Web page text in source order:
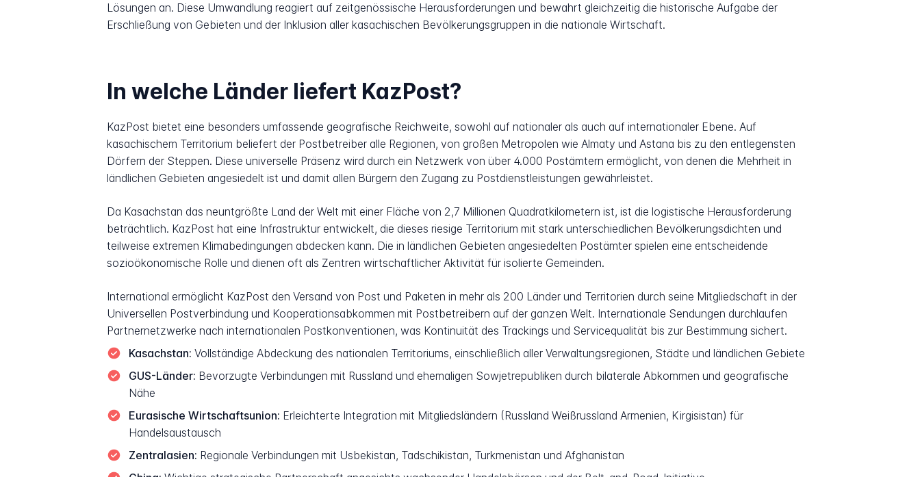
Lösungen an. Diese Umwandlung reagiert auf zeitgenössische Herausforderungen und bewahrt gleichzeitig die historische Aufgabe der
Erschließung von Gebieten und der Inklusion aller kasachischen Bevölkerungsgruppen in die nationale Wirtschaft.
In welche Länder liefert KazPost?
KazPost bietet eine besonders umfassende geografische Reichweite, sowohl auf nationaler als auch auf internationaler Ebene. Auf
kasachischem Territorium beliefert der Postbetreiber alle Regionen, von großen Metropolen wie Almaty und Astana bis zu den entlegensten
Dörfern der Steppen. Diese universelle Präsenz wird durch ein Netzwerk von über 4.000 Postämtern ermöglicht, von denen die Mehrheit in
ländlichen Gebieten angesiedelt ist und damit allen Bürgern den Zugang zu Postdienstleistungen gewährleistet.
Da Kasachstan das neuntgrößte Land der Welt mit einer Fläche von 2,7 Millionen Quadratkilometern ist, ist die logistische Herausforderung
beträchtlich. KazPost hat eine Infrastruktur entwickelt, die dieses riesige Territorium mit stark unterschiedlichen Bevölkerungsdichten und
teilweise extremen Klimabedingungen abdecken kann. Die in ländlichen Gebieten angesiedelten Postämter spielen eine entscheidende
sozioökonomische Rolle und dienen oft als Zentren wirtschaftlicher Aktivität für isolierte Gemeinden.
International ermöglicht KazPost den Versand von Post und Paketen in mehr als 200 Länder und Territorien durch seine Mitgliedschaft in der
Universellen Postverbindung und Kooperationsabkommen mit Postbetreibern auf der ganzen Welt. Internationale Sendungen durchlaufen
Partnernetzwerke nach internationalen Postkonventionen, was Kontinuität des Trackings und Servicequalität bis zur Bestimmung sichert.
Kasachstan: Vollständige Abdeckung des nationalen Territoriums, einschließlich aller Verwaltungsregionen, Städte und ländlichen Gebiete
GUS-Länder: Bevorzugte Verbindungen mit Russland und ehemaligen Sowjetrepubliken durch bilaterale Abkommen und geografische
Nähe
Eurasische Wirtschaftsunion: Erleichterte Integration mit Mitgliedsländern (Russland Weißrussland Armenien, Kirgisistan) für
Handelsaustausch
Zentralasien: Regionale Verbindungen mit Usbekistan, Tadschikistan, Turkmenistan und Afghanistan